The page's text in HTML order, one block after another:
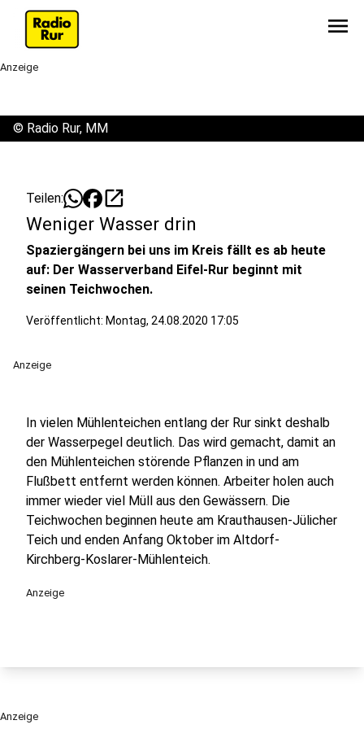
menu
Anzeige
© Radio Rur, MM
Teilen: open_in_new
Weniger Wasser drin
Spaziergängern bei uns im Kreis fällt es ab heute
auf: Der Wasserverband Eifel-Rur beginnt mit
seinen Teichwochen.
Veröffentlicht: Montag, 24.08.2020 17:05
Anzeige
In vielen Mühlenteichen entlang der Rur sinkt deshalb
der Wasserpegel deutlich. Das wird gemacht, damit an
den Mühlenteichen störende Pflanzen in und am
Flußbett entfernt werden können. Arbeiter holen auch
immer wieder viel Müll aus den Gewässern. Die
Teichwochen beginnen heute am Krauthausen-Jülicher
Teich und enden Anfang Oktober im Altdorf-
Kirchberg-Koslarer-Mühlenteich.
Anzeige
Anzeige